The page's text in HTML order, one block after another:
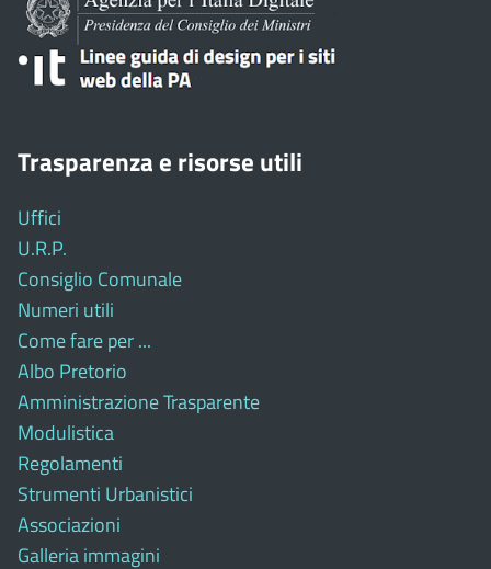
Trasparenza e risorse utili
Uffici
U.R.P.
Consiglio Comunale
Numeri utili
Come fare per ...
Albo Pretorio
Amministrazione Trasparente
Modulistica
Regolamenti
Strumenti Urbanistici
Associazioni
Galleria immagini